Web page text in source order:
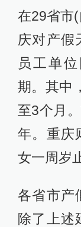
在29省市
庆对产假
员工单
期。其中
至3个月
年。重庆
女一周岁
各省市产
除了上述